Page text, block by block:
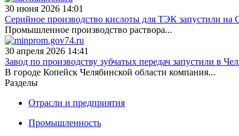
30 июня 2026 14:01
Серийное производство кислоты для ТЭК запустили на
Промышленное производство раствора...
30 апреля 2026 14:41
Завод по производству зубчатых передач запустили в
В городе Копейск Челябинской области компания...
Разделы
Отрасли и предприятия
Промышленность